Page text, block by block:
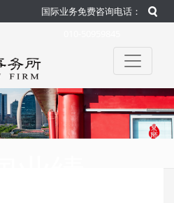
国际业务免费咨询电话：